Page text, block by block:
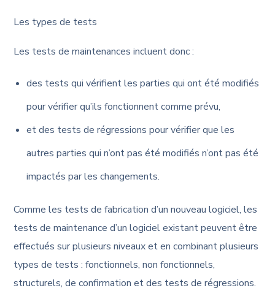
Les types de tests
Les tests de maintenances incluent donc :
des tests qui vérifient les parties qui ont été modifiés
pour vérifier qu’ils fonctionnent comme prévu,
et des tests de régressions pour vérifier que les
autres parties qui n’ont pas été modifiés n’ont pas été
impactés par les changements.
Comme les tests de fabrication d’un nouveau logiciel, les
tests de maintenance d’un logiciel existant peuvent être
effectués sur plusieurs niveaux et en combinant plusieurs
types de tests : fonctionnels, non fonctionnels,
structurels, de confirmation et des tests de régressions.